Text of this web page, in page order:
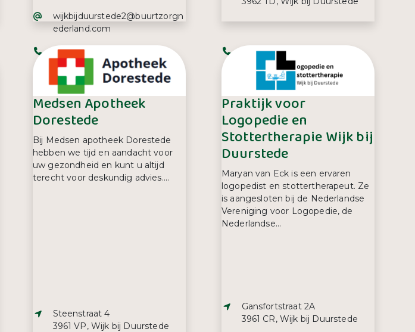
E-mailadres:
wijkbijduurstede2@buurtzorgn
ederland.com
Telefoonnummer:
06 30 70 55 06 Telefoonnummer:
0343 59 73 69
Medsen Apotheek
Dorestede
Bij Medsen apotheek Dorestede
hebben we tijd en aandacht voor
uw gezondheid en kunt u altijd
terecht voor deskundig advies....
Adres:
Steenstraat 4
3961 VP, Wijk bij Duurstede
Praktijk voor
Logopedie en
Stottertherapie Wijk bij
Duurstede
Maryan van Eck is een ervaren
logopedist en stottertherapeut. Ze
is aangesloten bij de Nederlandse
Vereniging voor Logopedie, de
Nederlandse...
Adres:
Gansfortstraat 2A
3961 CR, Wijk bij Duurstede